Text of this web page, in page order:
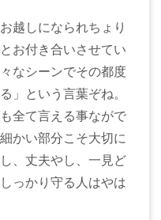
越しになられちょり
お付き合いさせてい
なシーンでその都度
」という言葉ぞね。
全て言える事ながで
かい部分こそ大切に
、丈夫やし、一見ど
っかり守る人はやは